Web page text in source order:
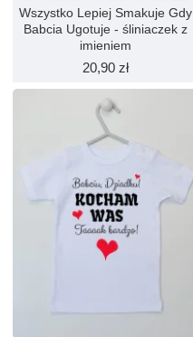
Wszystko Lepiej Smakuje Gdy
Babcia Ugotuje - śliniaczek z
imieniem
20,90 zł